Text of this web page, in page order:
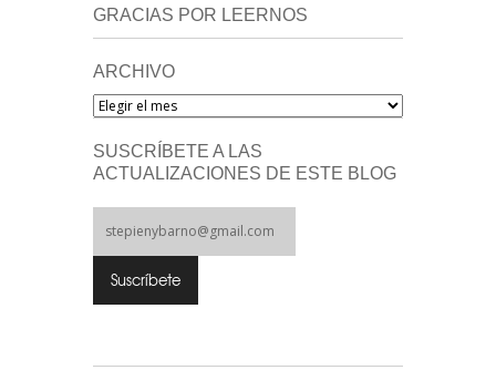
GRACIAS POR LEERNOS
ARCHIVO
Archivo
SUSCRÍBETE A LAS
ACTUALIZACIONES DE ESTE BLOG